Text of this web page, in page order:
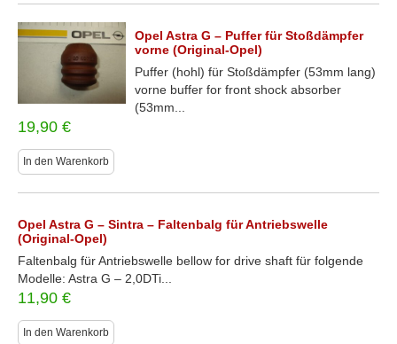
Opel Astra G – Puffer für Stoßdämpfer
vorne (Original-Opel)
Puffer (hohl) für Stoßdämpfer (53mm lang)
vorne buffer for front shock absorber
(53mm...
19,90 €
In den Warenkorb
Opel Astra G – Sintra – Faltenbalg für Antriebswelle
(Original-Opel)
Faltenbalg für Antriebswelle bellow for drive shaft für folgende
Modelle: Astra G – 2,0DTi...
11,90 €
In den Warenkorb